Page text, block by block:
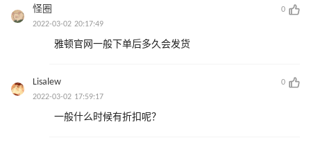
怪圈
0
2022-03-02 20:17:49
雅顿官网一般下单后多久会发货
Lisalew
0
2022-03-02 17:59:17
一般什么时候有折扣呢？